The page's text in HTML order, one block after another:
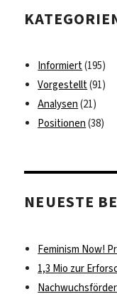
Informiert(195)
Vorgestellt(91)
Analysen (21)
Positionen (38)
NEUESTE
Feminism Now!
1,3 Mio zur